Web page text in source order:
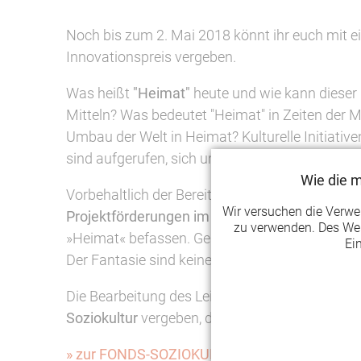
Noch bis zum 2. Mai 2018 könnt ihr euch mit
Innovationspreis vergeben.
Was heißt "Heimat" heute und wie kann
Mitteln? Was bedeutet "Heimat" in Zeiten der
Umbau der Welt in Heimat? Kulturelle
sind aufgerufen, sich um Projektmittel zu
Vorbehaltlich der Bereitstellung der
Projektförderungen im zweiten Halbjahr 2018
»Heimat« befassen. Gesucht und gefördert
Der Fantasie sind keine Grenzen gesetzt.
Die Bearbeitung des Leitthemas kann sich
Soziokulturvergeben, der mit
» zur FONDS-SOZIOKULTUR-Webseite mit
Wie die
Wir versuchen die
zu verwenden. Des